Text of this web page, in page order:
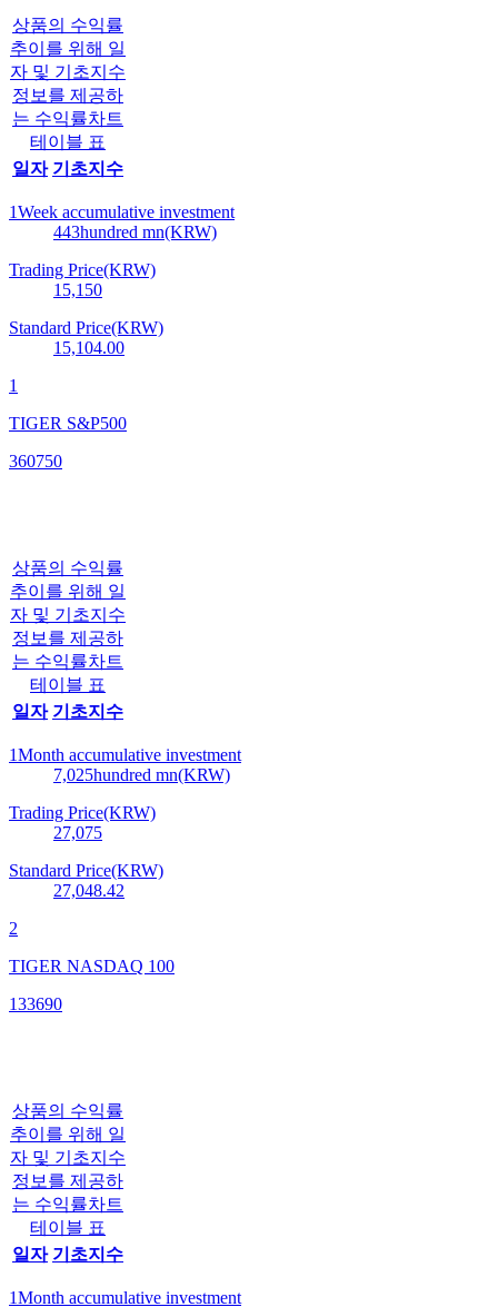
상품의 수익률
추이를 위해 일
자 및 기초지수
정보를 제공하
는 수익률차트
테이블 표
일자 기초지수
1Week accumulative investment
443hundred mn(KRW)
Trading Price(KRW)
15,150
Standard Price(KRW)
15,104.00
1
TIGER S&P500
360750
상품의 수익률
추이를 위해 일
자 및 기초지수
정보를 제공하
는 수익률차트
테이블 표
일자 기초지수
1Month accumulative investment
7,025hundred mn(KRW)
Trading Price(KRW)
27,075
Standard Price(KRW)
27,048.42
2
TIGER NASDAQ 100
133690
상품의 수익률
추이를 위해 일
자 및 기초지수
정보를 제공하
는 수익률차트
테이블 표
일자 기초지수
1Month accumulative investment